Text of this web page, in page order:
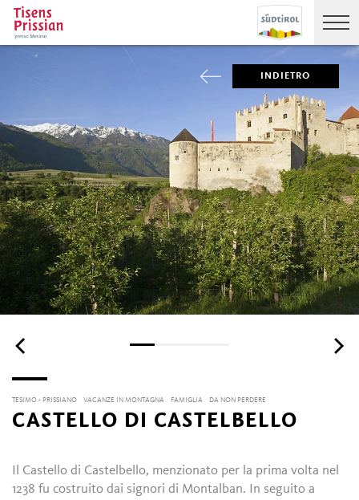
INDIETRO
TESIMO - PRISSIANO VACANZE IN MONTAGNA FAMIGLIA DA NON PERDERE
CASTELLO DI CASTELBELLO
Il Castello di Castelbello, menzionato per la prima volta nel
1238 fu costruito dai signori di Montalban. In seguito a